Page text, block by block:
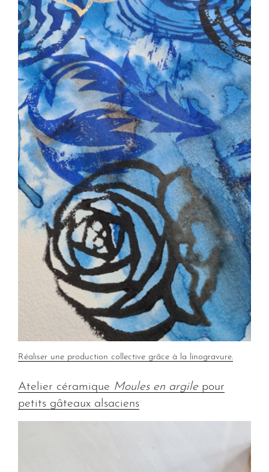
Réaliser une production collective grâce à la linogravure.
Atelier céramique Moules en argile pour
petits gâteaux alsaciens